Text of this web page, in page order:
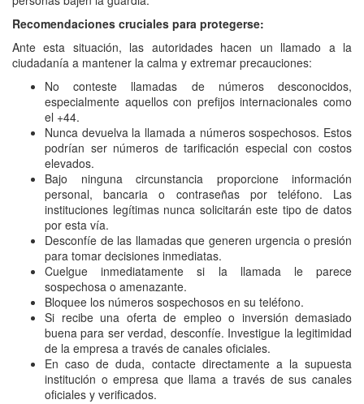
Recomendaciones cruciales para protegerse:
Ante esta situación, las autoridades hacen un llamado a la
ciudadanía a mantener la calma y extremar precauciones:
No conteste llamadas de números desconocidos,
especialmente aquellos con prefijos internacionales como
el +44.
Nunca devuelva la llamada a números sospechosos. Estos
podrían ser números de tarificación especial con costos
elevados.
Bajo ninguna circunstancia proporcione información
personal, bancaria o contraseñas por teléfono. Las
instituciones legítimas nunca solicitarán este tipo de datos
por esta vía.
Desconfíe de las llamadas que generen urgencia o presión
para tomar decisiones inmediatas.
Cuelgue inmediatamente si la llamada le parece
sospechosa o amenazante.
Bloquee los números sospechosos en su teléfono.
Si recibe una oferta de empleo o inversión demasiado
buena para ser verdad, desconfíe. Investigue la legitimidad
de la empresa a través de canales oficiales.
En caso de duda, contacte directamente a la supuesta
institución o empresa que llama a través de sus canales
oficiales y verificados.